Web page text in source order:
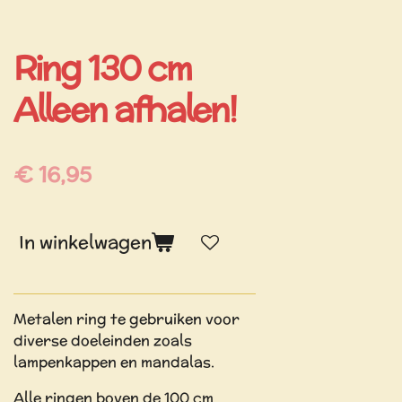
Ring 130 cm
Alleen afhalen!
€ 16,95
In winkelwagen
Metalen ring te gebruiken voor
diverse doeleinden zoals
lampenkappen en mandalas.
Alle ringen boven de 100 cm